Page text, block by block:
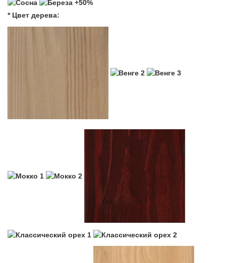
* Цвет дерева: